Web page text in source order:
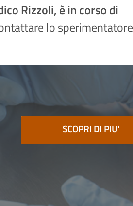
Rizzoli, è in corso di
lo sperimentatore
SCOPRI DI PIU'